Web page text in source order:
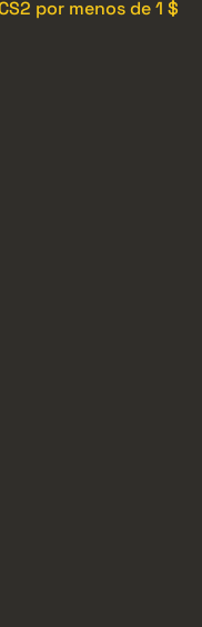
por menos de 1 $